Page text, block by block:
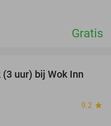
Gratis
24%
uur) bij Wok Inn
9.2 star